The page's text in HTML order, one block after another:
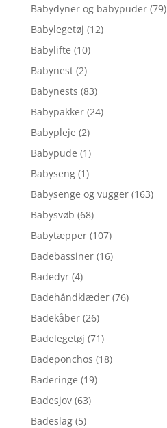
Babydyner og babypuder (79)
Babylegetøj (12)
Babylifte (10)
Babynest (2)
Babynests (83)
Babypakker (24)
Babypleje (2)
Babypude (1)
Babyseng (1)
Babysenge og vugger (163)
Babysvøb (68)
Babytæpper (107)
Badebassiner (16)
Badedyr (4)
Badehåndklæder (76)
Badekåber (26)
Badelegetøj (71)
Badeponchos (18)
Baderinge (19)
Badesjov (63)
Badeslag (5)